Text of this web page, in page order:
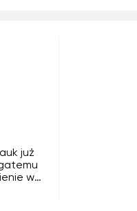
już
w
do